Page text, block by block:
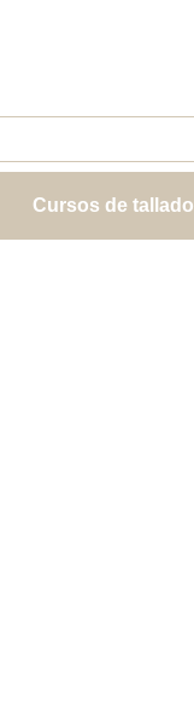
Cursos de tallado